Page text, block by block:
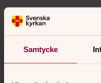
Samtycke